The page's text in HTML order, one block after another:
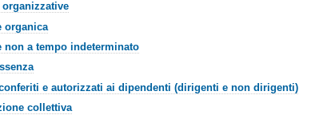
organica
non a tempo indeterminato
e autorizzati ai dipendenti (dirigenti e non dirigenti)
collettiva